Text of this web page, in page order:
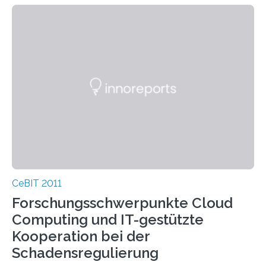
CeBIT 2011
Forschungsschwerpunkte Cloud
Computing und IT-gestützte
Kooperation bei der
Schadensregulierung